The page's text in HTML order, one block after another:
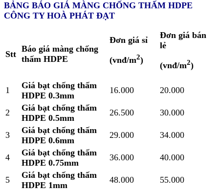
BẢNG BÁO GIÁ MÀNG CHỐNG THẤM HDPE
CÔNG TY HOÀ PHÁT ĐẠT
Stt
Báo giá màng chống
thấm HDPE
Đơn giá sỉ
(vnđ/m2)
Đơn giá bán
lẻ
(vnđ/m2)
1
Giá bạt chống thấm
HDPE 0.3mm
16.000 20.000
2
Giá bạt chống thấm
HDPE 0.5mm
26.500 30.000
3
Giá bạt chống thấm
HDPE 0.6mm
29.000 34.000
4
Giá bạt chống thấm
HDPE 0.75mm
36.000 40.000
5
Giá bạt chống thấm
HDPE 1mm
48.000 55.000